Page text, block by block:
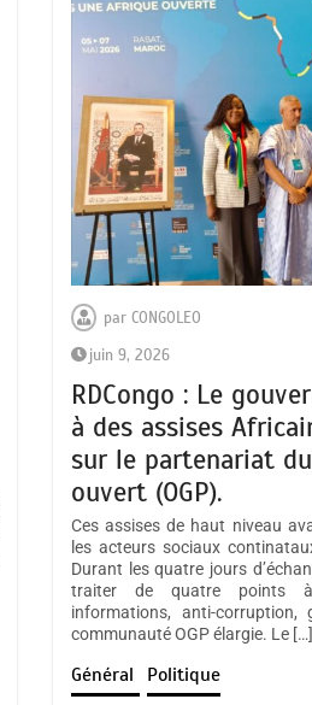
par CONGOLEO
juin 9, 2026
RDCongo : Le
à des assises
sur le partenariat
ouvert (OGP).
Ces assises de haut niveau
les acteurs sociaux
Durant les quatre jours
traiter de quatre points
informations, anti-
communauté OGP élargie. Le […]
Général Politique
RDC :
de proue
Ministère
moment
octobre
récente
Kamerhe à
septembre
Le Député
collègue
à Uvira